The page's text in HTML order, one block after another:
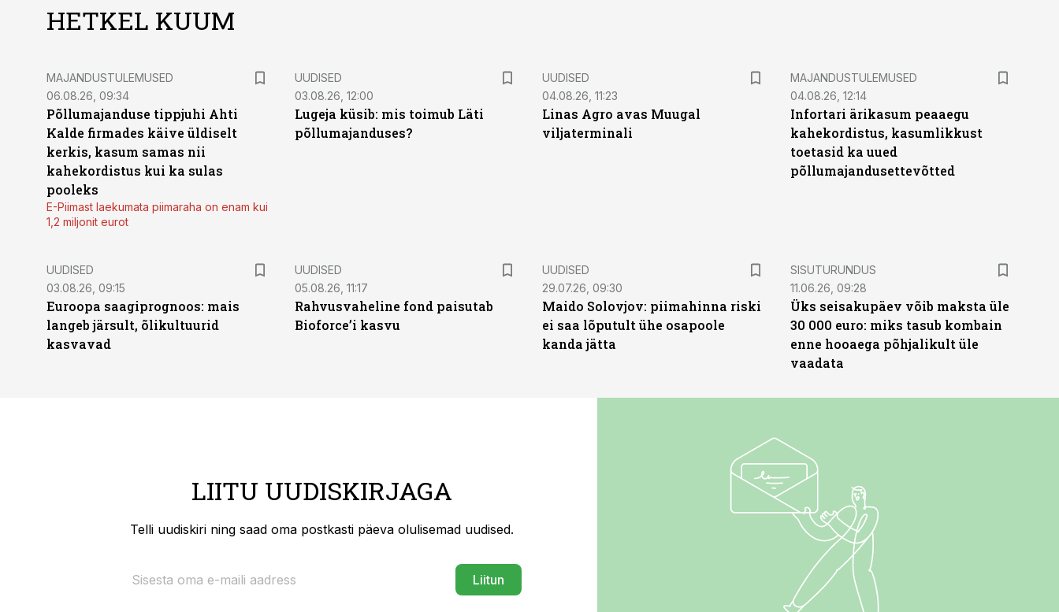
HETKEL KUUM
MAJANDUSTULEMUSED
06.08.26, 09:34
Põllumajanduse tippjuhi Ahti
Kalde firmades käive üldiselt
kerkis, kasum samas nii
kahekordistus kui ka sulas
pooleks
E-Piimast laekumata piimaraha on enam kui
1,2 miljonit eurot
UUDISED
03.08.26, 12:00
Lugeja küsib: mis toimub Läti
põllumajanduses?
UUDISED
04.08.26, 11:23
Linas Agro avas Muugal
viljaterminali
MAJANDUSTULEMUSED
04.08.26, 12:14
Infortari ärikasum peaaegu
kahekordistus, kasumlikkust
toetasid ka uued
põllumajandusettevõtted
UUDISED
03.08.26, 09:15
Euroopa saagiprognoos: mais
langeb järsult, õlikultuurid
kasvavad
UUDISED
05.08.26, 11:17
Rahvusvaheline fond paisutab
Bioforce’i kasvu
UUDISED
29.07.26, 09:30
Maido Solovjov: piimahinna riski
ei saa lõputult ühe osapoole
kanda jätta
ST
SISUTURUNDUS
11.06.26, 09:28
Üks seisakupäev võib maksta üle
30 000 euro: miks tasub kombain
enne hooaega põhjalikult üle
vaadata
LIITU UUDISKIRJAGA
Telli uudiskiri ning saad oma postkasti päeva olulisemad uudised.
Liitun